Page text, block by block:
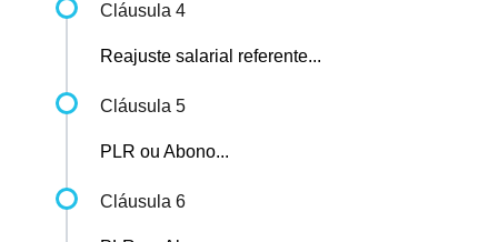
Cláusula 4
Reajuste salarial referente...
Cláusula 5
PLR ou Abono...
Cláusula 6